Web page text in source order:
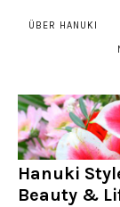
ÜBER HANUKI
Hanuki
Beauty &